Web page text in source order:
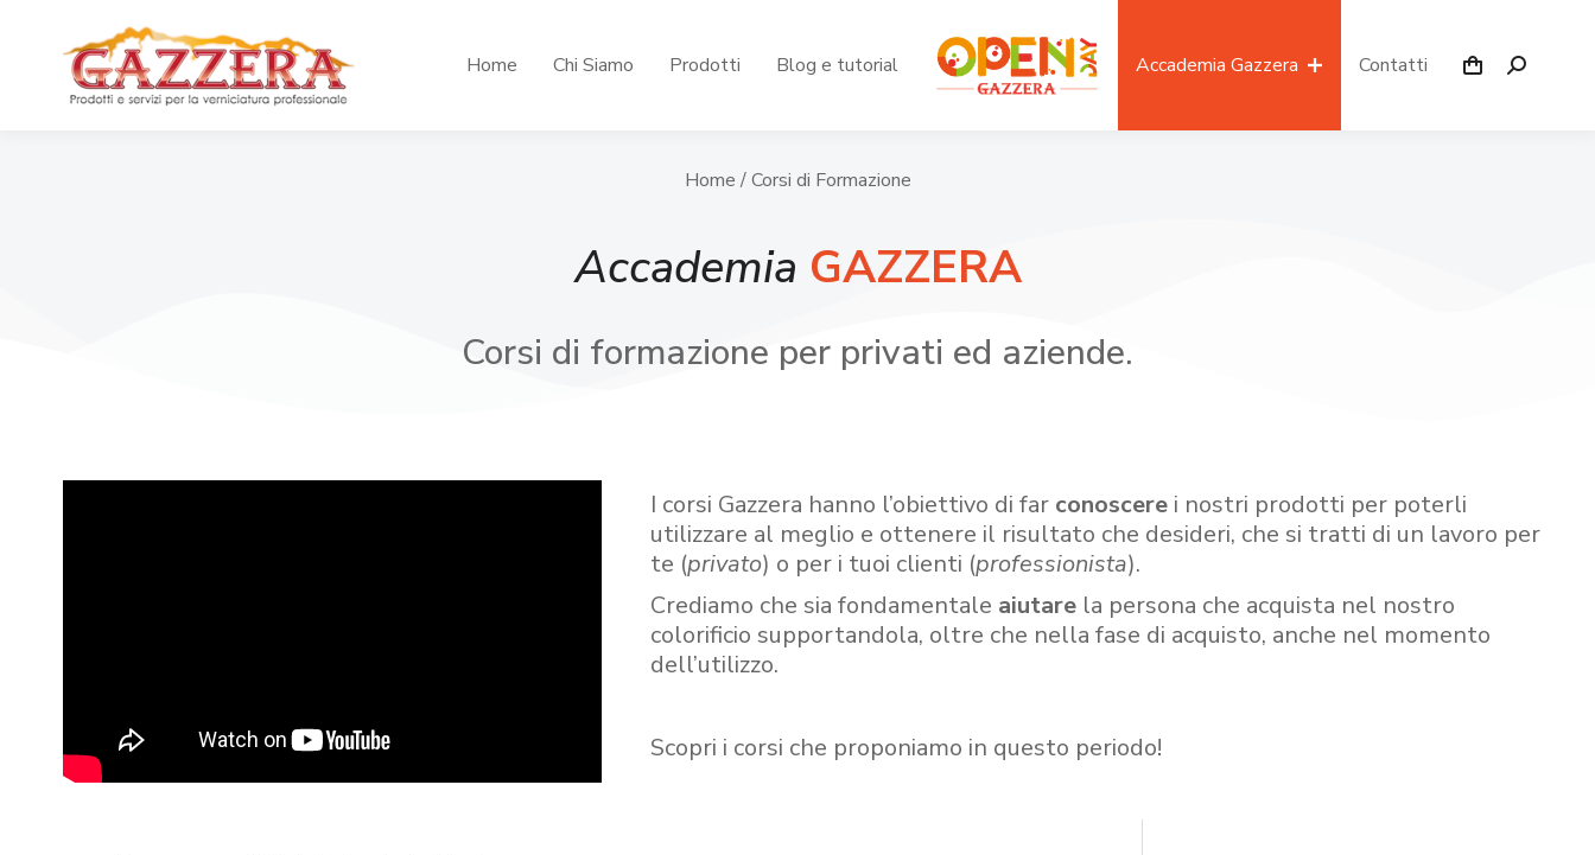
Home Chi Siamo Prodotti Blog e tutorial Accademia Gazzera Contatti
Home / Corsi di Formazione
Accademia GAZZERA
Corsi di formazione per privati ed aziende.
I corsi Gazzera hanno l’obiettivo di far conoscerei nostri prodotti per poterli
utilizzare al meglio e ottenere il risultato che desideri, che si tratti di un lavoro per
te (privato) o per i tuoi clienti (professionista).
Crediamo che sia fondamentale aiutare la persona che acquista nel nostro
colorificio supportandola, oltre che nella fase di acquisto, anche nel momento
dell’utilizzo.
Scopri i corsi che proponiamo in questo periodo!